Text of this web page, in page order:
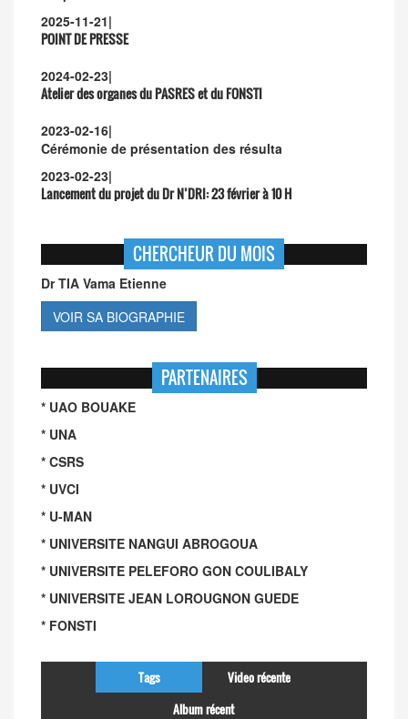
2025-11-21|
POINT DE PRESSE
2024-02-23|
Atelier des organes du PASRES et du FONSTI
2023-02-16|
Cérémonie de présentation des résulta
2023-02-23|
Lancement du projet du Dr N’DRI:23 février à 10 H
CHERCHEUR DU MOIS
Dr TIA Vama Etienne
VOIR SA BIOGRAPHIE
PARTENAIRES
* UAO BOUAKE
* UNA
* CSRS
* UVCI
* U-MAN
* UNIVERSITE NANGUI ABROGOUA
* UNIVERSITE PELEFORO GON COULIBALY
* UNIVERSITE JEAN LOROUGNON GUEDE
* FONSTI
Tags
Video récente
Album récent